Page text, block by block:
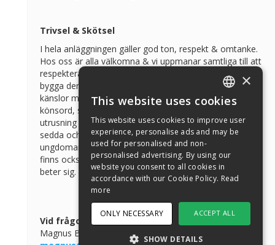
Trivsel & Skötsel
I hela anläggningen gäller god ton, respekt & omtanke.
Hos oss är alla välkomna & vi uppmanar samtliga till att
respektera varandra. Vi har tillsammans ett ansvar att
bygga denna ädla sport. Med all form av sport kommer
känslor men att ge utryck av dessa känslor i form av
könsord, skrik eller exempelvis slag, sparkar, spott på
utrusning är inte ok. Hos oss ska alla känna sig trygga,
sedda och omhändertagna. Vi har också barn &
ungdomar som befinner sig i våra anläggningar, det
finns också ett ansvar inför dessa att visa hur man
beter sig.
Vid frågor kontakta:
Magnus Bodén, hallchef
ENGLISH
SWEDISH
DANISH
GERMAN
×
This website uses cookies
This website uses cookies to improve user
experience, personalise ads and may be
used for personalised and non-
personalised advertising. By using our
website you consent to all cookies in
accordance with our Cookie Policy. Read
more
ACCEPT ALL
ONLY NECESSARY
SHOW DETAILS